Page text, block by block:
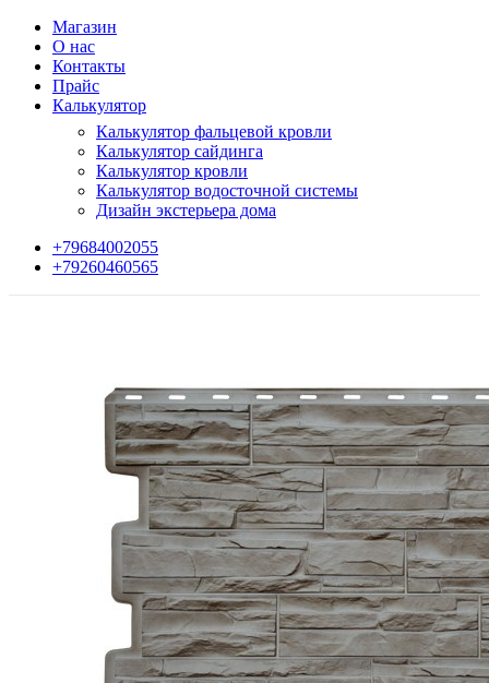
Магазин
О нас
Контакты
Прайс
Калькулятор
Калькулятор фальцевой кровли
Калькулятор сайдинга
Калькулятор кровли
Калькулятор водосточной системы
Дизайн экстерьера дома
+79684002055
+79260460565